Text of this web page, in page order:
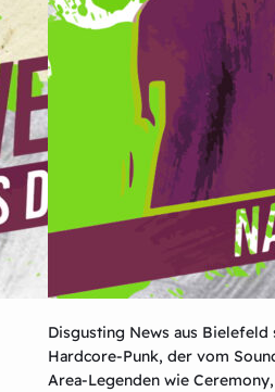
Disgusting News aus
Hardcore-Punk, der vom
Area-Legenden wie